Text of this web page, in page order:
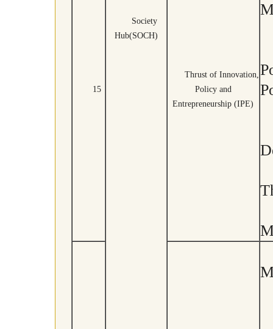
Society
Hub(SOCH)
15
Thrust of Innovation,
Policy and
Entrepreneurship (IPE)